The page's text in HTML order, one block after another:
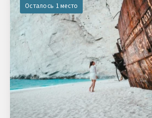
Осталось 1 место